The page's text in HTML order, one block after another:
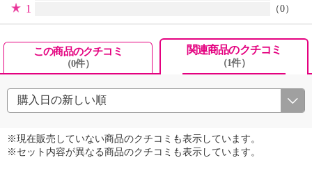
1 （0）
この商品のクチコミ
（0件）
関連商品のクチコミ
（1件）
※現在販売していない商品のクチコミも表示しています。
※セット内容が異なる商品のクチコミも表示しています。